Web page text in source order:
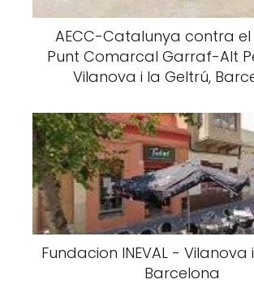
AECC-Catalunya contra
Punt Comarcal Garraf-Alt
Vilanova i la Geltrú,
Fundacion INEVAL - Vilanova
Barcelona